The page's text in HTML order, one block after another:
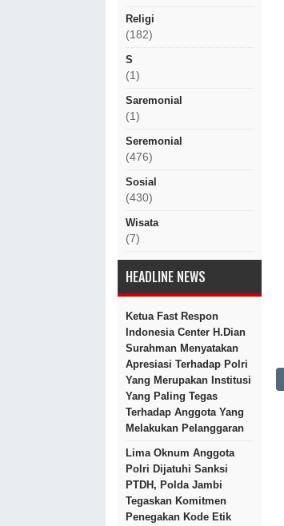
Religi
(182)
S
(1)
Saremonial
(1)
Seremonial
(476)
Sosial
(430)
Wisata
(7)
HEADLINE NEWS
Ketua Fast Respon
Indonesia Center H.Dian
Surahman Menyatakan
Apresiasi Terhadap Polri
Yang Merupakan Institusi
Yang Paling Tegas
Terhadap Anggota Yang
Melakukan Pelanggaran
Lima Oknum Anggota
Polri Dijatuhi Sanksi
PTDH, Polda Jambi
Tegaskan Komitmen
Penegakan Kode Etik